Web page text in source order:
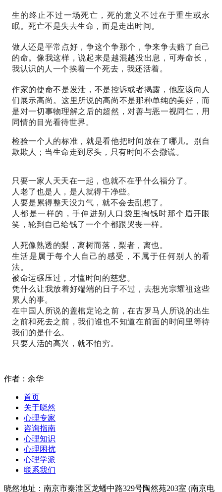
生的终止不过一场死亡，死的意义不过在于重生或永
眠。死亡不是失去生命，而是走出时间。
做人还是平常点好，争这个争那个，争来争去赔了自己
的命。像我这样，说起来是越混越没出息，可寿命长，
我认识的人一个挨着一个死去，我还活着。
作家的使命不是发泄，不是控诉或者揭露，他应该向人
们展示高尚。这里所说的高尚不是那种单纯的美好，而
是对一切事物理解之后的超然，对善与恶一视同仁，用
同情的目光看待世界。
检验一个人的标准，就是看他把时间放在了哪儿。别自
欺欺人；当生命走到尽头，只有时间不会撒谎。
只要一家人天天在一起，也就不在乎什么福分了。
人老了也是人，是人就得干净些。
人要是累得整天没力气，就不会去乱想了。
人都是一样的，手伸进别人口袋里掏钱时那个眉开眼
笑，轮到自己给钱了一个个都跟哭丧一样。
人死像熟透的梨，离树而落，梨者，离也。
生活是属于每个人自己的感受，不属于任何别人的看
法。
被命运碾压过，才懂时间的慈悲。
凭什么让我放着好端端的日子不过，去想光宗耀祖这些
累人的事。
在中国人所说的盖棺定论之前，在古罗马人所说的出生
之前和死去之前，我们谁也不知道在前面的时间里等待
我们的是什么。
只要人活的高兴，就不怕穷。
作者：余华
首页
关于晓然
心理专家
咨询指南
心理知识
心理困扰
心理学派
联系我们
晓然地址：南京市秦淮区龙蟠中路329号陶然苑203室 (南京电